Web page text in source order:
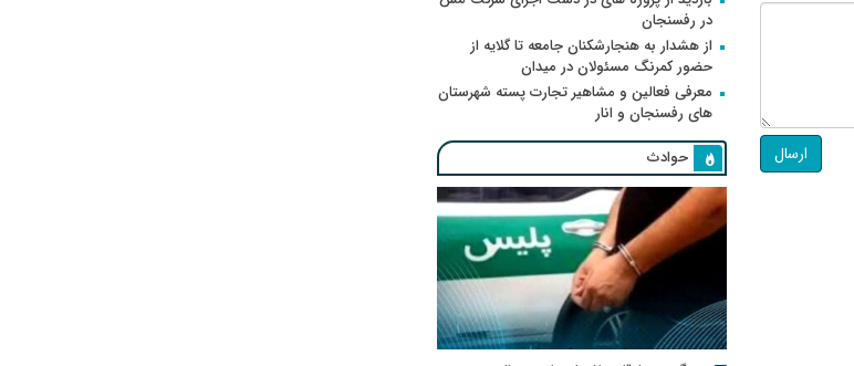
ارسال
در رفسنجان
از هشدار به هنجارشکنان جامعه تا گلایه از
حضور کمرنگ مسئولان در میدان
معرفی فعالین و مشاهیر تجارت پسته شهرستان
های رفسنجان و انار
حوادث